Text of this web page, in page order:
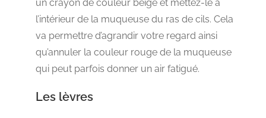
un crayon de couleur beige et mettez-le à
l’intérieur de la muqueuse du ras de cils. Cela
va permettre d’agrandir votre regard ainsi
qu’annuler la couleur rouge de la muqueuse
qui peut parfois donner un air fatigué.
Les lèvres